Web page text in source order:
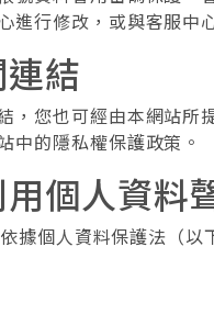
進行修改，或與客服中
結
，您也可經由本網站
中的隱私權保護政策。
個人資料
個人資料保護法（以